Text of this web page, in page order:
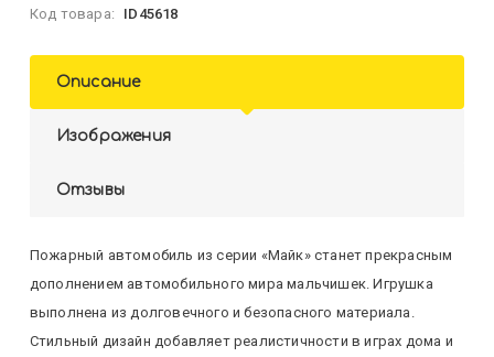
Код товара:
ID45618
Описание
Изображения
Отзывы
Пожарный автомобиль из серии «Майк» станет прекрасным
дополнением автомобильного мира мальчишек. Игрушка
выполнена из долговечного и безопасного материала.
Стильный дизайн добавляет реалистичности в играх дома и